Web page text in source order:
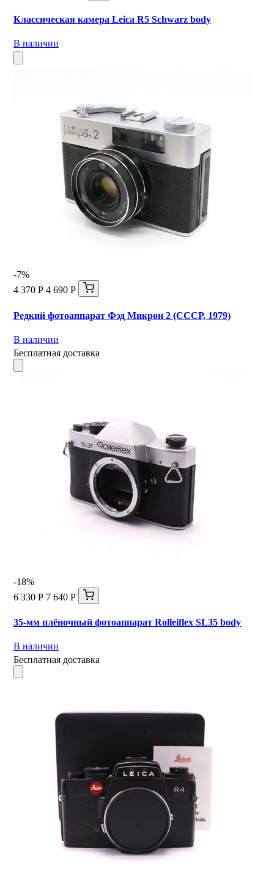
Классическая камера Leica R5 Schwarz body
В наличии
-7%
4 370 Р 4 690 Р
Редкий фотоаппарат Фэд Микрон 2 (СССР, 1979)
В наличии
Бесплатная доставка
-18%
6 330 Р 7 640 Р
35-мм плёночный фотоаппарат Rolleiflex SL35 body
В наличии
Бесплатная доставка